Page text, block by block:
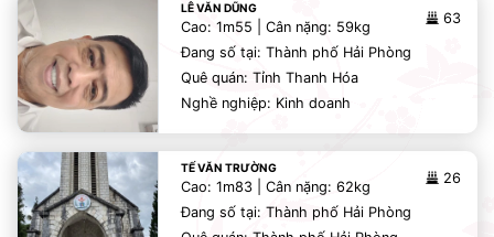
LÊ VĂN DŨNG
63
Cao: 1m55 | Cân nặng: 59kg
Đang số tại: Thành phố Hải Phòng
Quê quán: Tỉnh Thanh Hóa
Nghề nghiệp: Kinh doanh
TẾ VĂN TRƯỜNG
26
Cao: 1m83 | Cân nặng: 62kg
Đang số tại: Thành phố Hải Phòng